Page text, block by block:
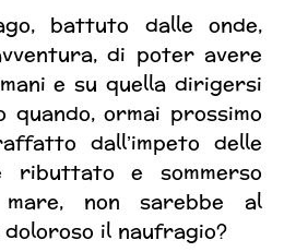
battuto dalle onde,
di poter avere
e su quella dirigersi
ormai prossimo
dall’impeto delle
ributtato e sommerso
mare, non sarebbe al
il naufragio?